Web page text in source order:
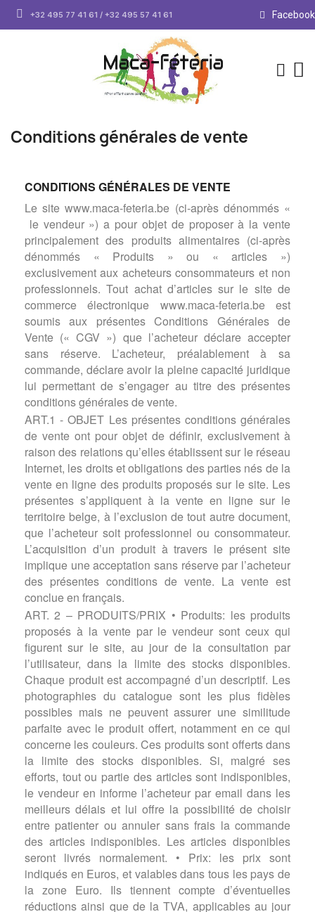
+32 495 77 41 61 / +32 495 57 41 61 Facebook
Conditions générales de vente
CONDITIONS GÉNÉRALES DE VENTE
Le site www.maca-feteria.be (ci-après dénommés «
le vendeur ») a pour objet de proposer à la vente
principalement des produits alimentaires (ci-après
dénommés « Produits » ou « articles »)
exclusivement aux acheteurs consommateurs et non
professionnels. Tout achat d’articles sur le site de
commerce électronique www.maca-feteria.be est
soumis aux présentes Conditions Générales de
Vente (« CGV ») que l’acheteur déclare accepter
sans réserve. L’acheteur, préalablement à sa
commande, déclare avoir la pleine capacité juridique
lui permettant de s’engager au titre des présentes
conditions générales de vente.
ART.1 - OBJET Les présentes conditions générales
de vente ont pour objet de définir, exclusivement à
raison des relations qu’elles établissent sur le réseau
Internet, les droits et obligations des parties nés de la
vente en ligne des produits proposés sur le site. Les
présentes s’appliquent à la vente en ligne sur le
territoire belge, à l’exclusion de tout autre document,
que l’acheteur soit professionnel ou consommateur.
L’acquisition d’un produit à travers le présent site
implique une acceptation sans réserve par l’acheteur
des présentes conditions de vente. La vente est
conclue en français.
ART. 2 – PRODUITS/PRIX • Produits: les produits
proposés à la vente par le vendeur sont ceux qui
figurent sur le site, au jour de la consultation par
l’utilisateur, dans la limite des stocks disponibles.
Chaque produit est accompagné d’un descriptif. Les
photographies du catalogue sont les plus fidèles
possibles mais ne peuvent assurer une similitude
parfaite avec le produit offert, notamment en ce qui
concerne les couleurs. Ces produits sont offerts dans
la limite des stocks disponibles. Si, malgré ses
efforts, tout ou partie des articles sont indisponibles,
le vendeur en informe l’acheteur par email dans les
meilleurs délais et lui offre la possibilité de choisir
entre patienter ou annuler sans frais la commande
des articles indisponibles. Les articles disponibles
seront livrés normalement. • Prix: les prix sont
indiqués en Euros, et valables dans tous les pays de
la zone Euro. Ils tiennent compte d’éventuelles
réductions ainsi que de la TVA, applicables au jour